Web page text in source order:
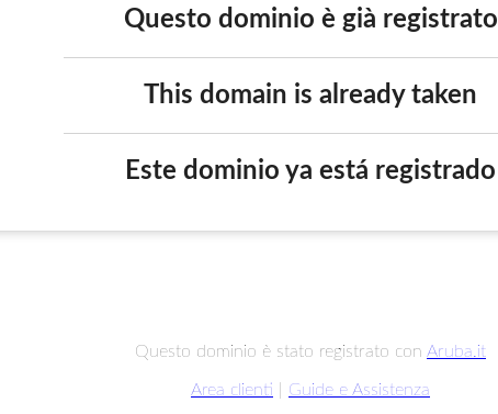
Questo dominio è già registrato
This domain is already taken
Este dominio ya está registrado
Questo dominio è stato registrato con Aruba.it
Area clienti Guide e Assistenza